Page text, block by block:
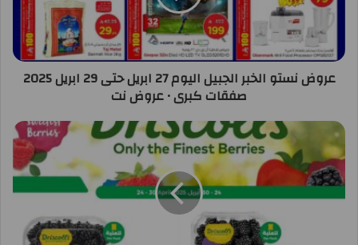
عروض نستو الخبر الجبيل اليوم 27 ابريل حتى 29 ابريل 2025
صفقات كبرى • عروض نت